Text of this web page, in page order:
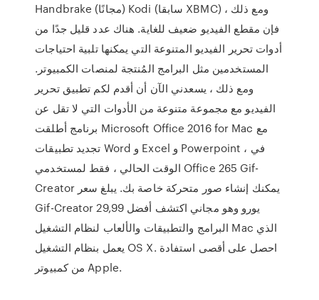
Handbrake (مجانًا) Kodi (سابقا XBMC) ومع ذلك ،
فإن مقطع الفيديو ضعيف للغاية. هناك عدد قليل جدًا من
أدوات تحرير الفيديو المتنوعة التي يمكنها تلبية احتياجات
المستخدمين مثل البرامج المُنتجة لمنصات الكمبيوتر.
ومع ذلك ، يسعدني الآن أن أقدم لكم تطبيق تحرير
الفيديو مع مجموعة متنوعة من الأدوات التي لا تقل عن
برنامج أطلقت Microsoft Office 2016 for Mac مع
تجديد تطبيقات Word و Excel و Powerpoint ، في
الوقت الحالي ، فقط لمستخدمي Office 265 Gif-
Creator يمكنك إنشاء صور متحركة خاصة بك. يبلغ سعر
Gif-Creator 29,99 يورو وهو مجاني اكتشف أفضل
البرامج والتطبيقات والألعاب لنظام التشغيل Mac الذي
يعمل بنظام التشغيل OS X. احصل على أقصى استفادة
من كمبيوتر Apple.